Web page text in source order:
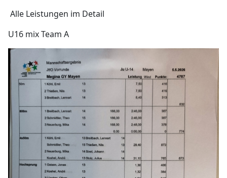
Alle Leistungen im Detail
U16 mix Team A